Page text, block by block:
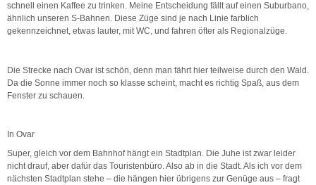
schnell einen Kaffee zu trinken. Meine Entscheidung fällt auf einen Suburbano,
ähnlich unseren S-Bahnen. Diese Züge sind je nach Linie farblich
gekennzeichnet, etwas lauter, mit WC, und fahren öfter als Regionalzüge.
Die Strecke nach Ovar ist schön, denn man fährt hier teilweise durch den Wald.
Da die Sonne immer noch so klasse scheint, macht es richtig Spaß, aus dem
Fenster zu schauen.
In Ovar
Super, gleich vor dem Bahnhof hängt ein Stadtplan. Die Juhe ist zwar leider
nicht drauf, aber dafür das Touristenbüro. Also ab in die Stadt. Als ich vor dem
nächsten Stadtplan stehe – die hängen hier übrigens zur Genüge aus – fragt